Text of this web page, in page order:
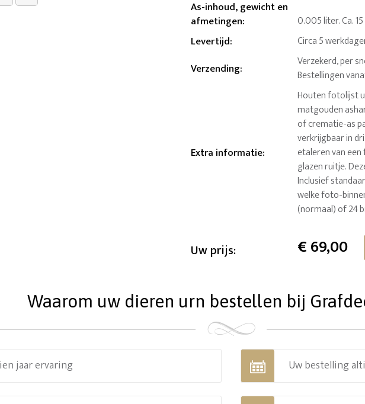
As-inhoud, gewicht en
afmetingen: 0.005 liter. Ca.
Levertijd: Circa 5
Verzending:
Verzekerd, per
Bestellingen
Extra informatie:
Houten fotolijst
matgouden
of crematie-as
verkrijgbaar in
etaleren van
glazen ruitje.
Inclusief
welke foto-
(normaal) of 24
Uw prijs: €69,00
Waarom uw dieren urn bestellen bij
jaar ervaring Uw bestelling